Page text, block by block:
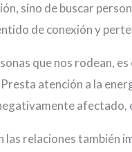
sino de buscar
de conexión y
que nos rodean,
atención a la
afectado,
las relaciones también